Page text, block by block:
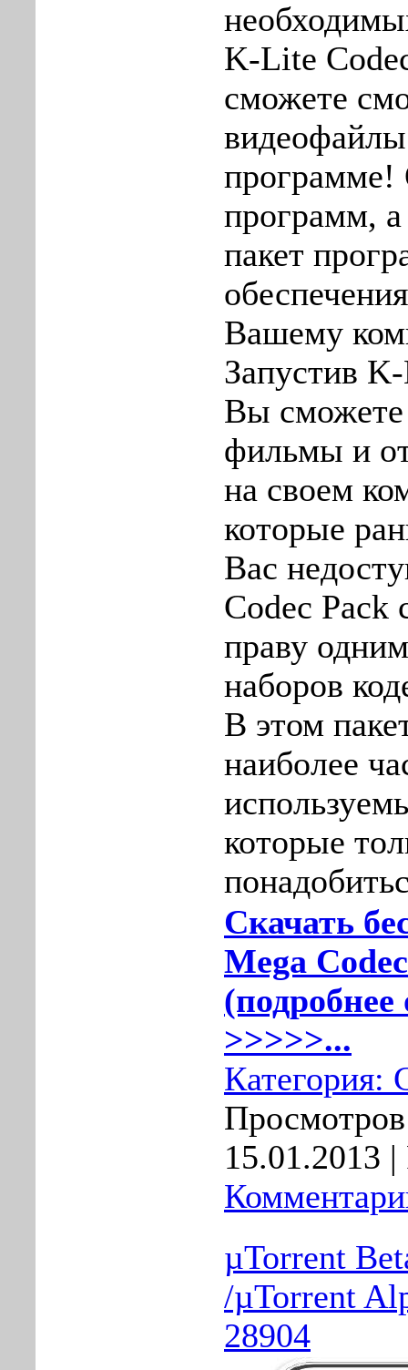
K-Lite
сможете
программ,
пакет
Вашему
Запустив
Вы сможете
фильмы и
на своем
которые
Вас
Codec Pack
праву
наборов
В этом
наиболее
которые
Скачать
Mega
(подробнее
>>>>>...
Категория:
15.01.2013 |
µTorrent
/µTorrent
28904